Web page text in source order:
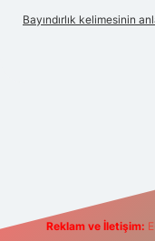
Bayındırlık kelimesinin
Reklam ve İletişim: